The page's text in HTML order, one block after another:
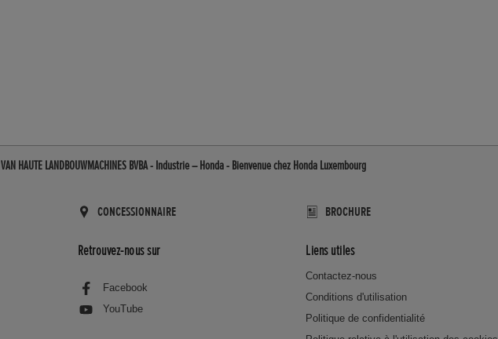
VAN HAUTE LANDBOUWMACHINES BVBA - Industrie – Honda - Bienvenue chez Honda Luxembourg
CONCESSIONNAIRE BROCHURE
Retrouvez-nous sur
Facebook
YouTube
Liens utiles
Contactez-nous
Conditions d'utilisation
Politique de confidentialité